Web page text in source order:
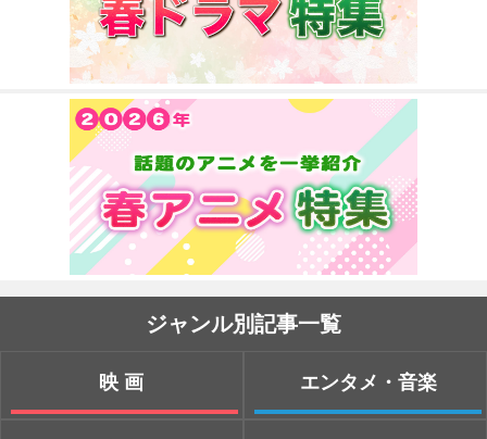
ジャンル別記事一覧
映画 エンタメ・音楽